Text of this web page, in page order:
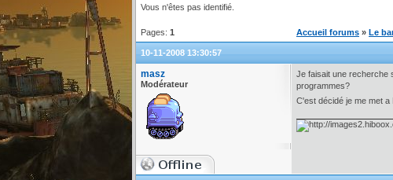
Vous n'êtes pas identifié.
Pages: 1 Accueil forums » Le
10-11-2008 13:30:57
masz
Modérateur
Je faisait une recherche
programmes?
C'est décidé je me met